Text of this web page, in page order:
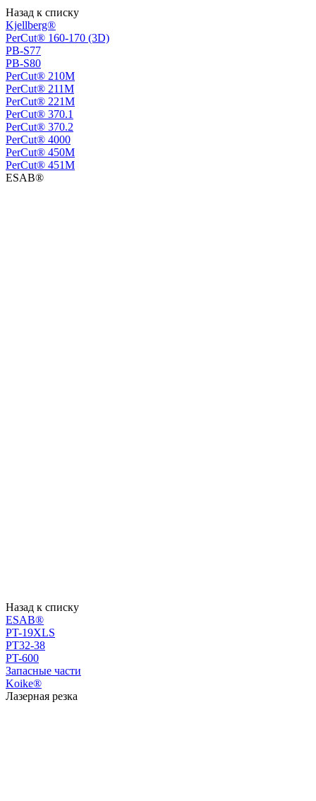
Назад к списку
Kjellberg®
PerCut® 160-170 (3D)
PB-S77
PB-S80
PerСut® 210M
PerСut® 211M
PerСut® 221M
PerСut® 370.1
PerСut® 370.2
PerСut® 4000
PerСut® 450M
PerСut® 451M
ESAB®
Назад к списку
ESAB®
PT-19XLS
PT32-38
PT-600
Запасные части
Koike®
Лазерная резка